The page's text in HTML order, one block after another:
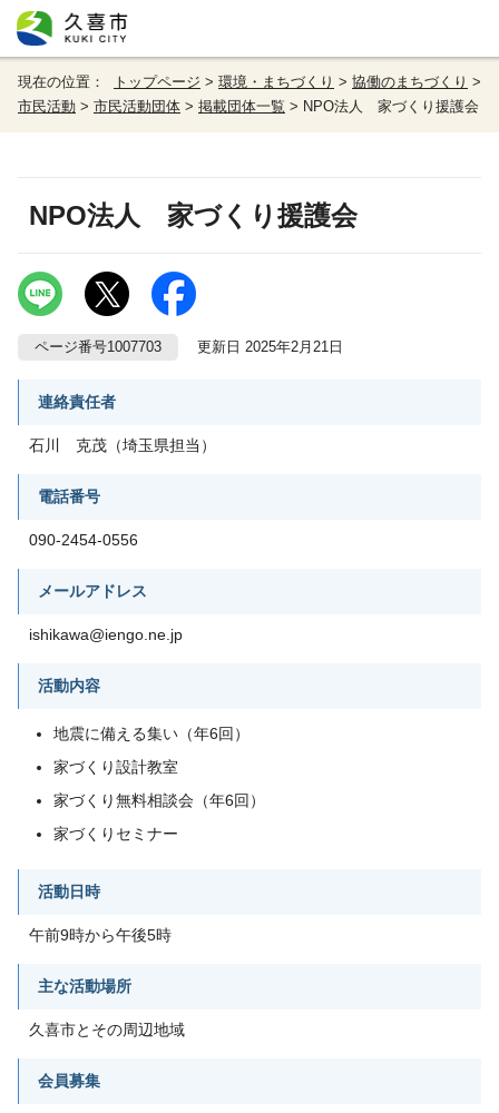
現在の位置： トップページ > 環境・まちづくり > 協働のまちづくり >
市民活動 > 市民活動団体 > 掲載団体一覧 > NPO法人 家づくり援護会
NPO法人 家づくり援護会
ページ番号1007703 更新日 2025年2月21日
連絡責任者
石川 克茂（埼玉県担当）
電話番号
090-2454-0556
メールアドレス
ishikawa@iengo.ne.jp
活動内容
地震に備える集い（年6回）
家づくり設計教室
家づくり無料相談会（年6回）
家づくりセミナー
活動日時
午前9時から午後5時
主な活動場所
久喜市とその周辺地域
会員募集